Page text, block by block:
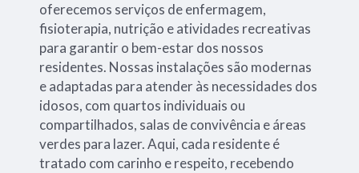
oferecemos serviços de enfermagem,
fisioterapia, nutrição e atividades recreativas
para garantir o bem-estar dos nossos
residentes. Nossas instalações são modernas
e adaptadas para atender às necessidades dos
idosos, com quartos individuais ou
compartilhados, salas de convivência e áreas
verdes para lazer. Aqui, cada residente é
tratado com carinho e respeito, recebendo